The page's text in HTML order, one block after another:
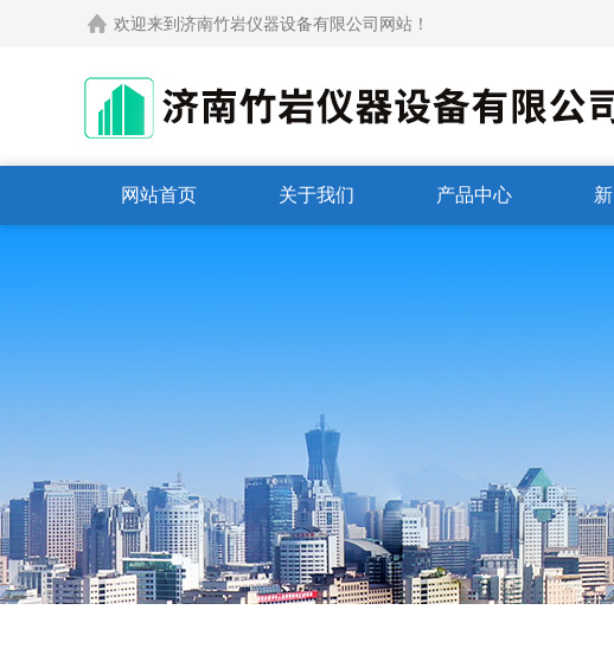
欢迎来到济南竹岩仪器设备有限公司网站！
网站首页 关于我们 产品中心